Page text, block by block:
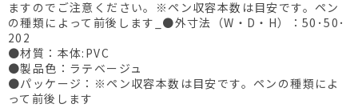
ますのでご注意ください。※ペン収容本数は目安です。ペン
の種類によって前後します_●外寸法（W・D・H）：50･50･
202
●材質：本体:PVC
●製品色：ラテベージュ
●パッケージ：※ペン収容本数は目安です。ペンの種類によ
って前後します